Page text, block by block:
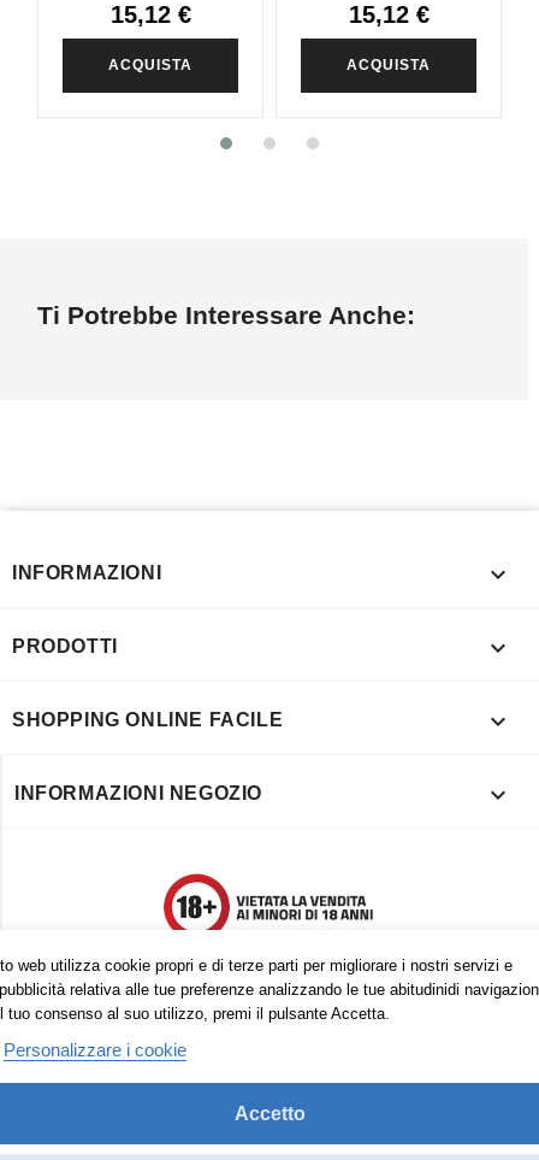
15,12 €
ACQUISTA
15,12 €
ACQUISTA
Ti Potrebbe Interessare Anche:
web utilizza cookie propri e di terze parti per migliorare i nostri servizi e
relativa alle tue preferenze analizzando le tue abitudinidi
tuo consenso al suo utilizzo, premi il pulsante Accetta.
Personalizzare i cookie
Accetto
INFORMAZIONI 
PRODOTTI 
SHOPPING ONLINE FACILE 
INFORMAZIONI NEGOZIO 
Trovaci anche su: